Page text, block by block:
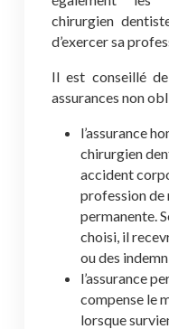
chirurgien
d’exercer sa
Il est conseillé
assurances non
l’assurance
chirurgien
accident
profession de
permanente.
choisi, il
ou des
l’assurance
compense le
lorsque